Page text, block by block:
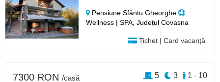
Pensiune Sfântu Gheorghe
Wellness | SPA, Județul Covasna
Tichet | Card vacanță
7300 RON /casă 1 - 10
3
5